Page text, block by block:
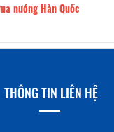
nướng Hàn Quốc
THÔNG TIN LIÊN HỆ